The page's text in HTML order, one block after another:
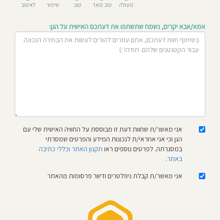
מעולה טוב מאד טוב
שיפור
לא טוב
אמא/אבא יקרים, נשמח שתשתפו את דעתכם האישית על הגן:
אני מאשר/ת שחוות דעת זו מבוססת על החוויה האישית שלי עם
הגן וכי אני אחראי/ת לנכונות המידע והפרטים שמסרתי
במסגרתה. לפרטים נוספים ראו תקנון האתר וכללי כתיבה
באתר.
אני מאשר/ת קבלת ניוזלטרים ודיוור פרסומות מהאתר